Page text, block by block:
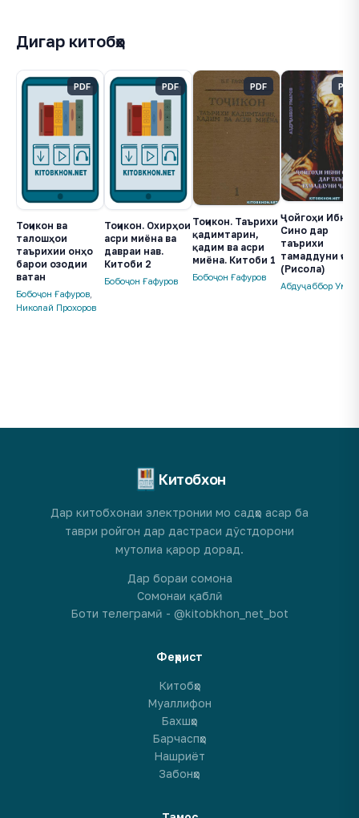
Дигар китобҳо
PDF
Тоҷикон ва
талошҳои
таърихии онҳо
барои озодии
ватан
Бобоҷон Ғафуров
Николай Прохоров
PDF
Тоҷикон. Охирҳои
асри миёна ва
давраи нав.
Китоби 2
Бобоҷон Ғафуров
PDF
Тоҷикон. Таърихи
қадимтарин,
қадим ва асри
миёна. Китоби 1
Бобоҷон Ғафуров
PDF
Ҷойгоҳи Ибни
Сино дар
таърихи
тамаддуни
(Рисола)
Абдуҷаббор
Китобхон
Дар китобхонаи электронии мо садҳо асар ба
таври ройгон дар дастраси дӯстдорони
мутолиа қарор дорад.
Дар бораи сомона
Сомонаи қаблӣ
Боти телеграмӣ - @kitobkhon_net_bot
Феҳрист
Китобҳо
Муаллифон
Бахшҳо
Барчаспҳо
Нашриёт
Забонҳо